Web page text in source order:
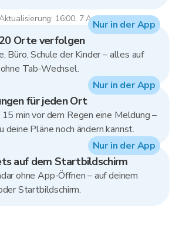
16:00, 7 Aug 2026
Orte verfolgen
Büro, Schule der Kinder – alles auf
Tab-Wechsel.
Nur in der App
für jeden Ort
min vor dem Regen eine Meldung –
deine Pläne noch ändern kannst.
Nur in der App
auf dem Startbildschirm
ohne App-Öffnen – auf deinem
Startbildschirm.
Nur in der App